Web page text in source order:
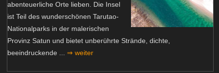
abenteuerliche Orte lieben. Die Insel
ist Teil des wunderschönen Tarutao-
Nationalparks in der malerischen
Provinz Satun und bietet unberührte Strände, dichte,
beeindruckende ... ⇒ weiter